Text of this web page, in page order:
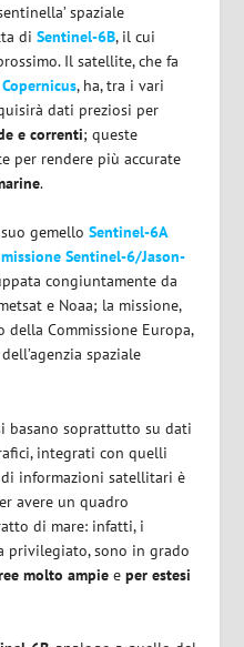
spaziale
diSentinel-6B, il cui
Il satellite, che fa
, ha, tra i vari
dati preziosi per
e correnti; queste
per rendere più accurate
.
suo gemelloSentinel-6A
missione Sentinel-6/Jason-
congiuntamente da
e Noaa; la missione,
della Commissione Europa,
spaziale
basano soprattutto su dati
integrati con quelli
informazioni satellitari è
avere un quadro
di mare: infatti, i
sono in grado
molto ampie eper estesi